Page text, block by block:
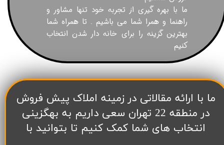
ما با بهره گیری از تجربه خود تنها مشاور و
راهنما و همرا شما می باشیم . تا همراه شما
بهترین گزینه را برای خانه دار شدن انتخاب
کنیم
​ما با ارائه مقالاتی در زمینه املاک پیش فروش
در منطقه 22 تهران سعی داریم به بهگزینی
انتخاب های شما کمک کنیم تا بتوانید با